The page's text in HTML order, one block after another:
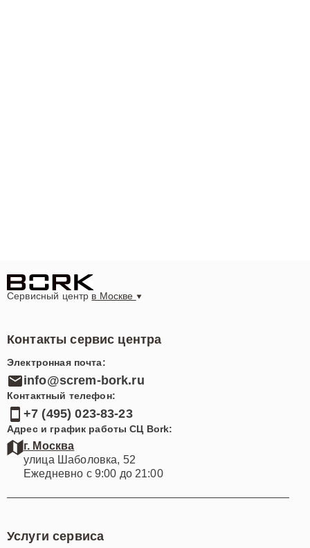
Сервисный центр в Москве
Контакты сервис центра
Электронная почта:
info@screm-bork.ru
Контактный телефон:
+7 (495) 023-83-23
Адрес и график работы СЦ Bork:
г. Москва
улица Шаболовка, 52
Ежедневно с 9:00 до 21:00
Услуги сервиса